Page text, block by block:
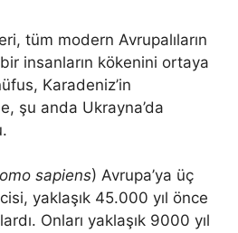
tüm modern Avrupalıların
insanların kökenini ortaya
Karadeniz’in
şu anda Ukrayna’da
sapiens) Avrupa’ya üç
yaklaşık 45.000 yıl önce
Onları yaklaşık 9000 yıl